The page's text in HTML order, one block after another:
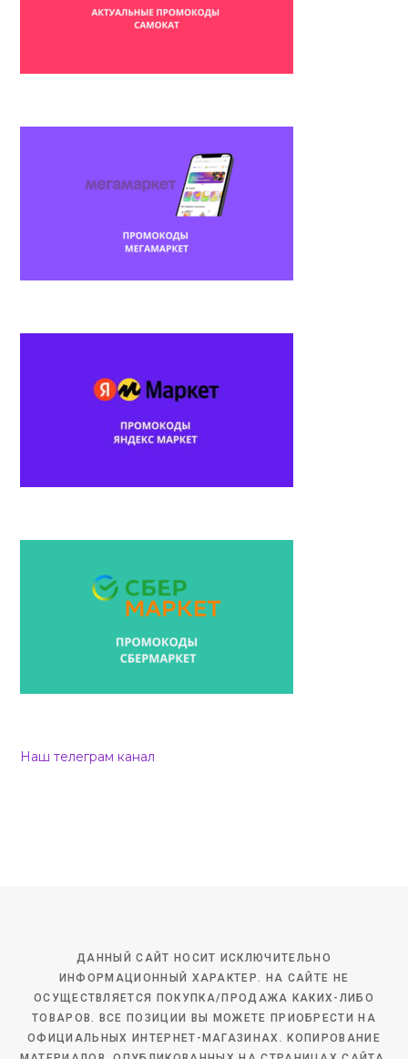
Наш телеграм канал
ДАННЫЙ САЙТ НОСИТ ИСКЛЮЧИТЕЛЬНО
ИНФОРМАЦИОННЫЙ ХАРАКТЕР. НА САЙТЕ НЕ
ОСУЩЕСТВЛЯЕТСЯ ПОКУПКА/ПРОДАЖА КАКИХ-ЛИБО
ТОВАРОВ. ВСЕ ПОЗИЦИИ ВЫ МОЖЕТЕ ПРИОБРЕСТИ НА
ОФИЦИАЛЬНЫХ ИНТЕРНЕТ-МАГАЗИНАХ. КОПИРОВАНИЕ